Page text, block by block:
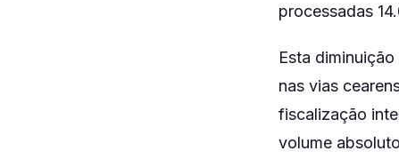
processadas
Esta
nas vias
fiscalização
volume